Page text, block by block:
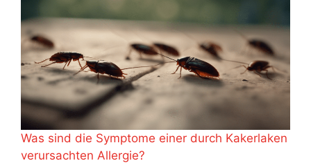
Was sind die Symptome einer durch Kakerlaken
verursachten Allergie?